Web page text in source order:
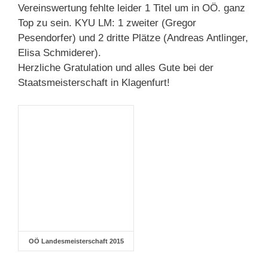
Vereinswertung fehlte leider 1 Titel um in OÖ. ganz
Top zu sein. KYU LM: 1 zweiter (Gregor
Pesendorfer) und 2 dritte Plätze (Andreas Antlinger,
Elisa Schmiderer).
Herzliche Gratulation und alles Gute bei der
Staatsmeisterschaft in Klagenfurt!
OÖ Landesmeisterschaft 2015